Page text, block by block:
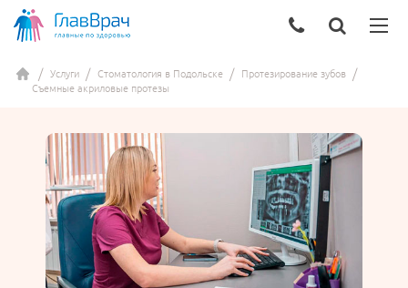
Услуги Стоматология в Подольске
Протезирование зубов
Съемные акриловые протезы